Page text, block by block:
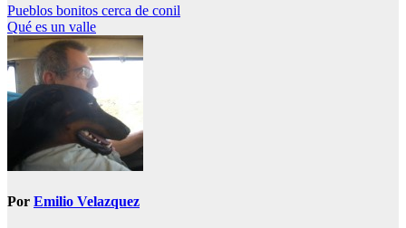
Navegación
de
entradas
Pueblos bonitos cerca de conil
Qué es un valle
Por Emilio Velazquez